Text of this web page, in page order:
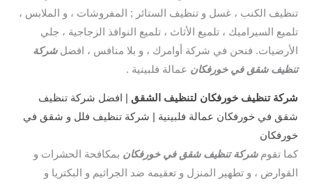
تنظيف الكنب ، غسل و تنظيف الستائر ; المفروشات ، و الملابس ،
تلميع السيراميك ، تلميع الأثاث ، تلميع النوافذ الزجاجية ، جلي
الأرضيات. فنحن في شركة أوامرك ، و بلا منافس ، افضلشركة
تنظيف شقق في خورفكان عمالة فلبينية .
شركة تنظيف خورفكان لتنظيف الشقق | افضل شركة تنظيف
شقق في خورفكان عمالة فلبينية | شركة تنظيف فلل و شقق في
خورفكان
كما تقومشركة تنظيف شقق في خورفكان بمكافحة الحشرات و
القوارض ، و تطهير المنزل و تعقيمه ضد الجراثيم و البكتريا و